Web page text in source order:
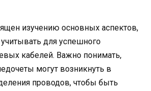
изучению основных аспектов,
для успешного
кабелей. Важно понимать,
могут возникнуть в
проводов, чтобы быть